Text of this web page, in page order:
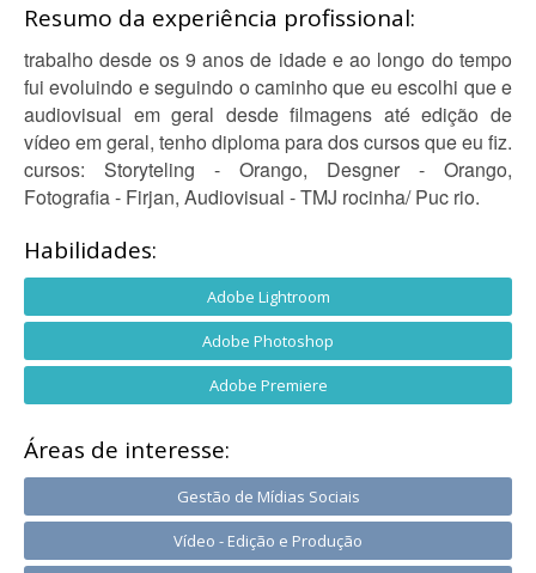
Resumo da experiência profissional:
trabalho desde os 9 anos de idade e ao longo do tempo
fui evoluindo e seguindo o caminho que eu escolhi que e
audiovisual em geral desde filmagens até edição de
vídeo em geral, tenho diploma para dos cursos que eu fiz.
cursos: Storyteling - Orango, Desgner - Orango,
Fotografia - Firjan, Audiovisual - TMJ rocinha/ Puc rio.
Habilidades:
Adobe Lightroom
Adobe Photoshop
Adobe Premiere
Áreas de interesse:
Gestão de Mídias Sociais
Vídeo - Edição e Produção